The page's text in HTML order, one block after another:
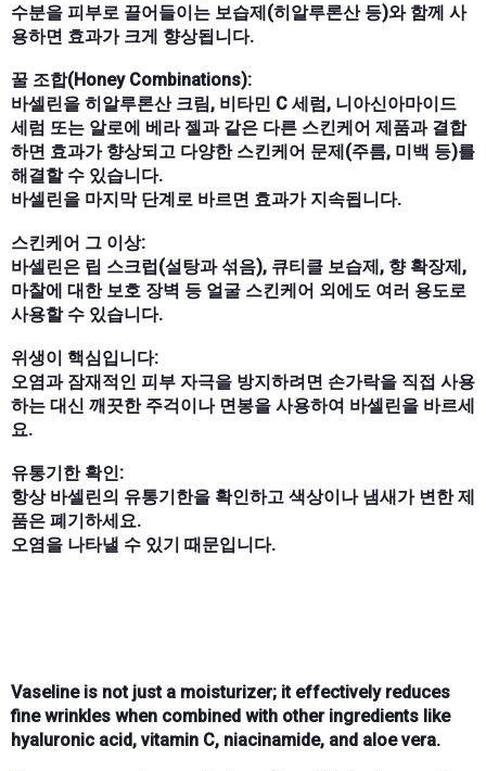
수분을 피부로 끌어들이는 보습제(히알루론산 등)와 함께 사
용하면 효과가 크게 향상됩니다.
꿀 조합(Honey Combinations):
바셀린을 히알루론산 크림, 비타민 C 세럼, 니아신아마이드
세럼 또는 알로에 베라 젤과 같은 다른 스킨케어 제품과 결합
하면 효과가 향상되고 다양한 스킨케어 문제(주름, 미백 등)를
해결할 수 있습니다.
바셀린을 마지막 단계로 바르면 효과가 지속됩니다.
스킨케어 그 이상:
바셀린은 립 스크럽(설탕과 섞음), 큐티클 보습제, 향 확장제,
마찰에 대한 보호 장벽 등 얼굴 스킨케어 외에도 여러 용도로
사용할 수 있습니다.
위생이 핵심입니다:
오염과 잠재적인 피부 자극을 방지하려면 손가락을 직접 사용
하는 대신 깨끗한 주걱이나 면봉을 사용하여 바셀린을 바르세
요.
유통기한 확인:
항상 바셀린의 유통기한을 확인하고 색상이나 냄새가 변한 제
품은 폐기하세요.
오염을 나타낼 수 있기 때문입니다.
Vaseline is not just a moisturizer; it effectively reduces
fine wrinkles when combined with other ingredients like
hyaluronic acid, vitamin C, niacinamide, and aloe vera.